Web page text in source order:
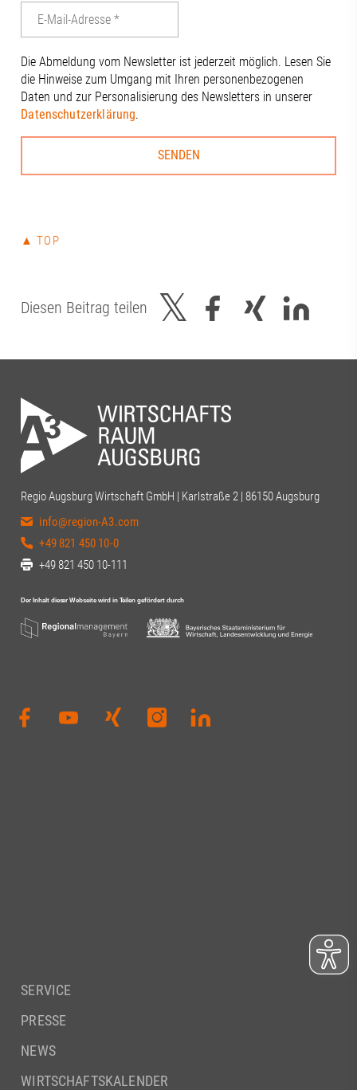
Die Abmeldung vom Newsletter ist jederzeit möglich. Lesen Sie
die Hinweise zum Umgang mit Ihren personenbezogenen
Daten und zur Personalisierung des Newsletters in unserer
Datenschutzerklärung.
▲ TOP
Diesen Beitrag teilen
Regio Augsburg Wirtschaft GmbH | Karlstraße 2 | 86150 Augsburg
info@region-A3.com
+49 821 450 10-0
+49 821 450 10-111
SERVICE
PRESSE
NEWS
WIRTSCHAFTSKALENDER